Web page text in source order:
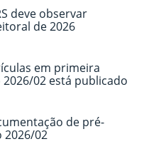
deve observar
de 2026
em primeira
02 está publicado
de pré-
2026/02